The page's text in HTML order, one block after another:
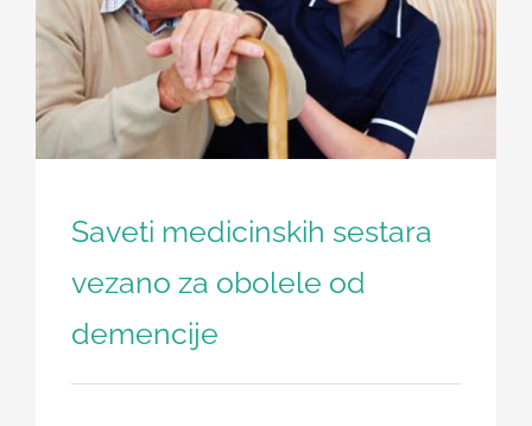
Članci
Saveti medicinskih sestara
vezano za obolele od
demencije